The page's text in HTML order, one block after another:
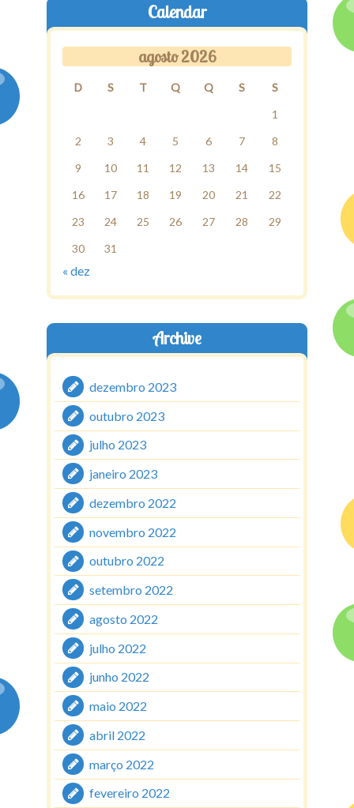
Calendar
agosto 2026
D S T Q Q S
S
1
2
3 4 5 6 7
8
9
10 11 12 13 14
15
16
17 18 19 20 21
22
23
24 25 26 27 28
29
30
31
« dez
Archive
dezembro 2023
outubro 2023
julho 2023
janeiro 2023
dezembro 2022
novembro 2022
outubro 2022
setembro 2022
agosto 2022
julho 2022
junho 2022
maio 2022
abril 2022
março 2022
fevereiro 2022